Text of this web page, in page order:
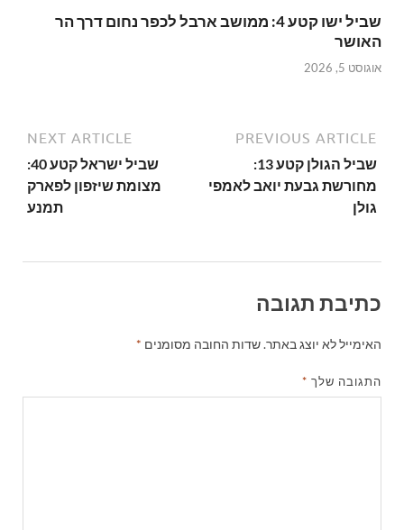
שביל ישו קטע 4: ממושב ארבל לכפר נחום דרך הר
האושר
אוגוסט 5, 2026
PREVIOUS ARTICLE
שביל הגולן קטע 13:
מחורשת גבעת יואב לאמפי
גולן
NEXT ARTICLE
שביל ישראל קטע 40:
מצומת שיזפון לפארק
תמנע
כתיבת תגובה
האימייל לא יוצג באתר.שדות החובה מסומנים *
התגובה שלך *